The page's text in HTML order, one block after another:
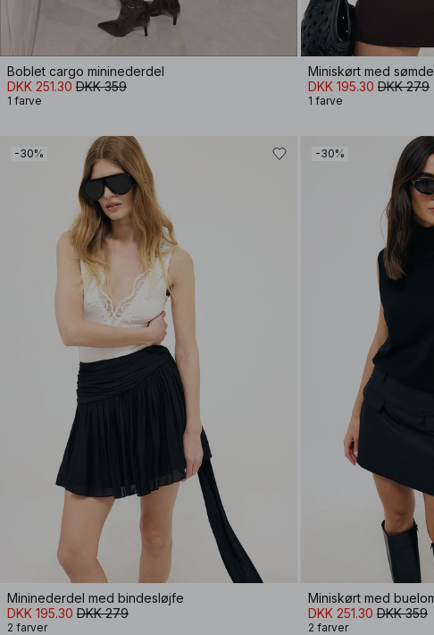
Boblet cargo mininederdel
DKK 251.30 DKK 359
1 farve
Miniskørt med
DKK 195.30 DKK 279
1 farve
-30%
Mininederdel med bindesløjfe
DKK 195.30 DKK 279
2 farver
-30%
Miniskørt med
DKK 251.30 DKK 359
2 farver